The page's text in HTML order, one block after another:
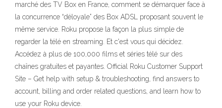
marché des TV Box en France, comment se démarquer face à
la concurrence “déloyale” des Box ADSL proposant souvent le
même service. Roku propose la façon la plus simple de
regarder la télé en streaming. Et c'est vous qui décidez.
Accédez à plus de 100,000 films et séries télé sur des
chaînes gratuites et payantes. Official Roku Customer Support
Site – Get help with setup & troubleshooting, find answers to
account, billing and order related questions, and learn how to
use your Roku device.